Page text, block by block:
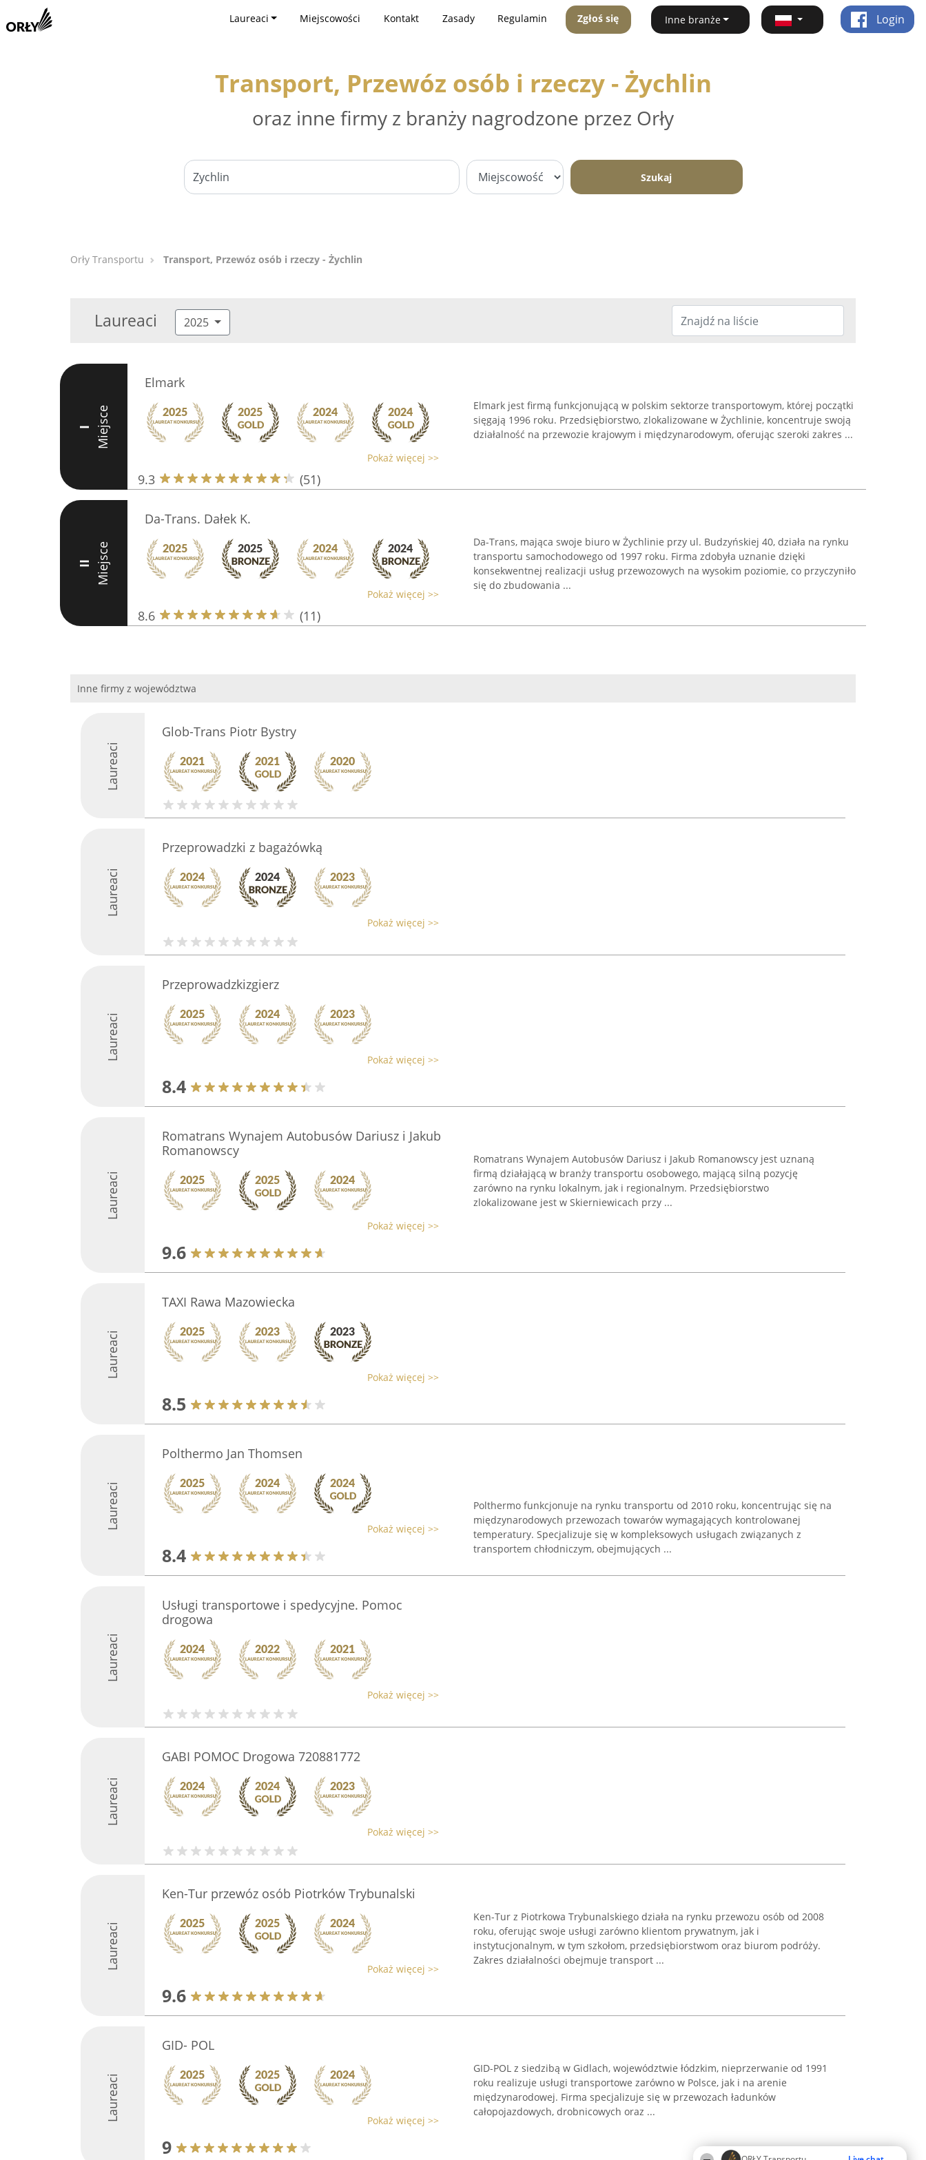
Laureaci Miejscowości Kontakt Zasady Regulamin Zgłoś się Inne branże Login
Transport, Przewóz osób i rzeczy - Żychlin
oraz inne firmy z branży nagrodzone przez Orły
Szukaj
Orły Transportu Transport, Przewóz osób i rzeczy - Żychlin
Laureaci 2025
I Miejsce
Elmark
Pokaż więcej >>
9.3 (51)
Elmark jest firmą funkcjonującą w polskim sektorze transportowym, której początki
sięgają 1996 roku. Przedsiębiorstwo, zlokalizowane w Żychlinie, koncentruje swoją
działalność na przewozie krajowym i międzynarodowym, oferując szeroki zakres ...
II Miejsce
Da-Trans. Dałek K.
Pokaż więcej >>
8.6 (11)
Da-Trans, mająca swoje biuro w Żychlinie przy ul. Budzyńskiej 40, działa na rynku
transportu samochodowego od 1997 roku. Firma zdobyła uznanie dzięki
konsekwentnej realizacji usług przewozowych na wysokim poziomie, co przyczyniło
się do zbudowania ...
Inne firmy z województwa
Laureaci
Glob-Trans Piotr Bystry
Laureaci
Przeprowadzki z bagażówką
Pokaż więcej >>
Laureaci
Przeprowadzkizgierz
Pokaż więcej >>
8.4
Laureaci
Romatrans Wynajem Autobusów Dariusz i Jakub
Romanowscy
Pokaż więcej >>
9.6
Romatrans Wynajem Autobusów Dariusz i Jakub Romanowscy jest uznaną
firmą działającą w branży transportu osobowego, mającą silną pozycję
zarówno na rynku lokalnym, jak i regionalnym. Przedsiębiorstwo
zlokalizowane jest w Skierniewicach przy ...
Laureaci
TAXI Rawa Mazowiecka
Pokaż więcej >>
8.5
Laureaci
Polthermo Jan Thomsen
Pokaż więcej >>
8.4
Polthermo funkcjonuje na rynku transportu od 2010 roku, koncentrując się na
międzynarodowych przewozach towarów wymagających kontrolowanej
temperatury. Specjalizuje się w kompleksowych usługach związanych z
transportem chłodniczym, obejmujących ...
Laureaci
Usługi transportowe i spedycyjne. Pomoc
drogowa
Pokaż więcej >>
Laureaci
GABI POMOC Drogowa 720881772
Pokaż więcej >>
Laureaci
Ken-Tur przewóz osób Piotrków Trybunalski
Pokaż więcej >>
9.6
Ken-Tur z Piotrkowa Trybunalskiego działa na rynku przewozu osób od 2008
roku, oferując swoje usługi zarówno klientom prywatnym, jak i
instytucjonalnym, w tym szkołom, przedsiębiorstwom oraz biurom podróży.
Zakres działalności obejmuje transport ...
Laureaci
GID- POL
Pokaż więcej >>
9
GID-POL z siedzibą w Gidlach, województwie łódzkim, nieprzerwanie od 1991
roku realizuje usługi transportowe zarówno w Polsce, jak i na arenie
międzynarodowej. Firma specjalizuje się w przewozach ładunków
całopojazdowych, drobnicowych oraz ...